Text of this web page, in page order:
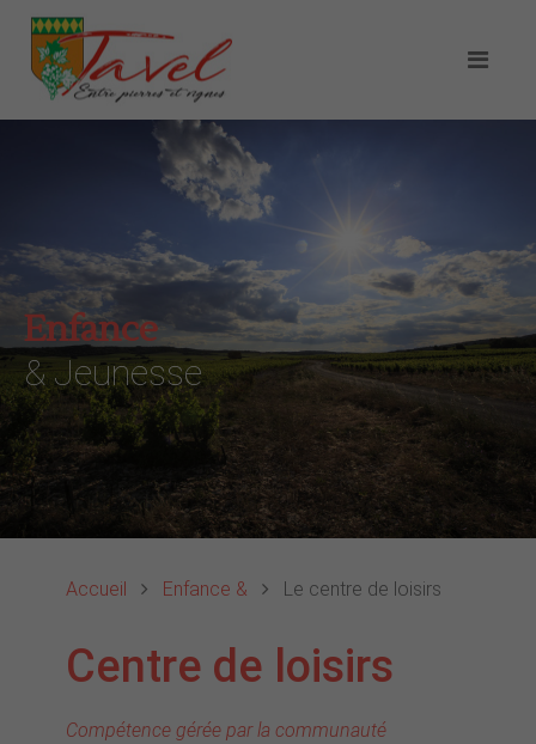
Enfance
& Jeunesse
Accueil Enfance & Le centre de loisirs
Centre de loisirs
Compétence gérée par la communauté